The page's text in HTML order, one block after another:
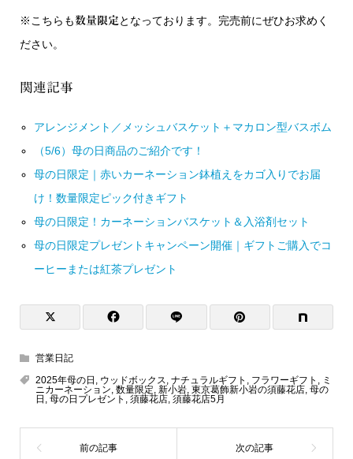
※こちらも 数量限定となっております。完売前にぜひお求めく
ださい。
関連記事
アレンジメント／メッシュバスケット＋マカロン型バスボム
（5/6）母の日商品のご紹介です！
母の日限定｜赤いカーネーション鉢植えをカゴ入りでお届
け！数量限定ピック付きギフト
母の日限定！カーネーションバスケット＆入浴剤セット
母の日限定プレゼントキャンペーン開催｜ギフトご購入でコ
ーヒーまたは紅茶プレゼント
営業日記
2025年母の日 , ウッドボックス, ナチュラルギフト , フラワーギフト , ミ
ニカーネーション, 数量限定, 新小岩, 東京葛飾新小岩の須藤花店, 母の
日 , 母の日プレゼント , 須藤花店, 須藤花店5月